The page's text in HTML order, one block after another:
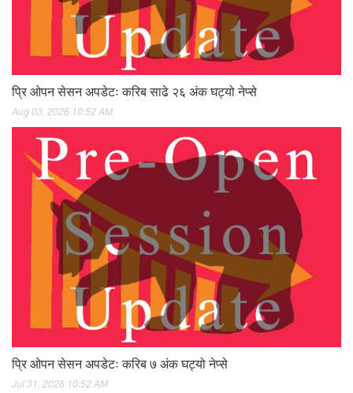
प्रि ओपन सेसन अपडेटः करिब साढे २६ अंक घट्यो नेप्से
Aug 03, 2026 10:52 AM
प्रि ओपन सेसन अपडेटः करिब ७ अंक घट्यो नेप्से
Jul 31, 2026 10:52 AM